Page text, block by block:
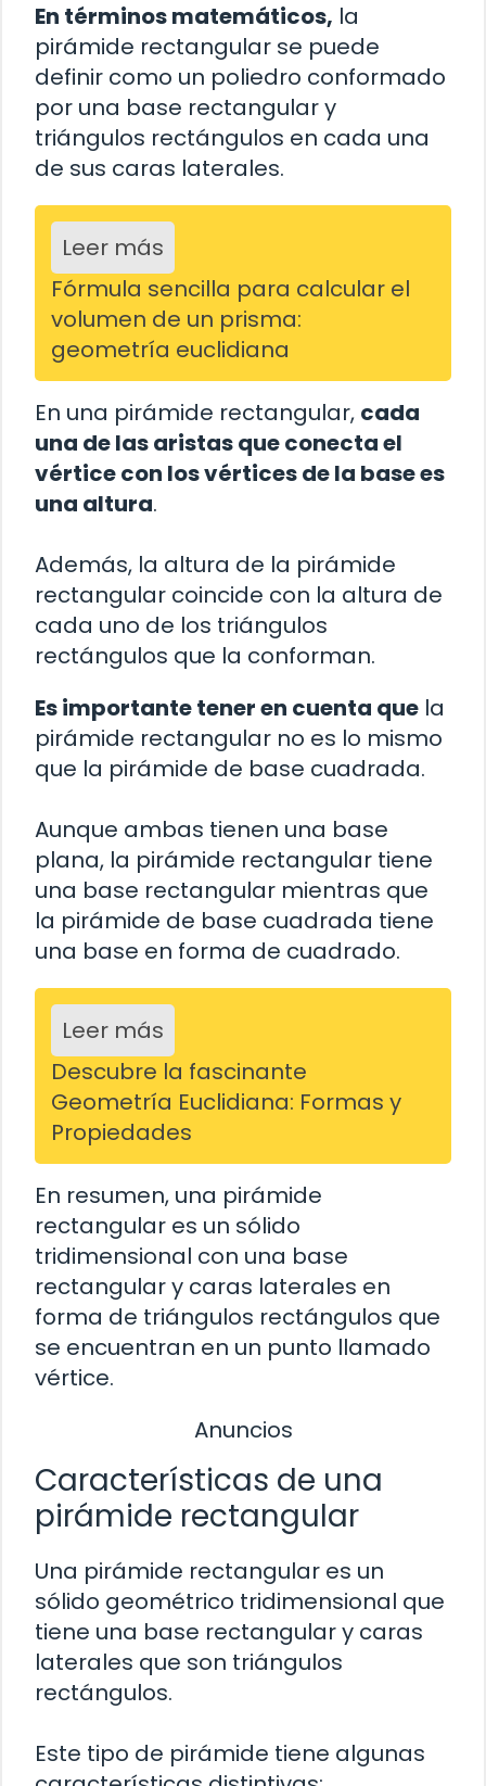
En términos matemáticos, la
pirámide rectangular se puede
definir como un poliedro conformado
por una base rectangular y
triángulos rectángulos en cada una
de sus caras laterales.
Leer más
Fórmula sencilla para calcular el
volumen de un prisma:
geometría euclidiana
En una pirámide rectangular, cada
una de las aristas que conecta el
vértice con los vértices de la base es
una altura.
Además, la altura de la pirámide
rectangular coincide con la altura de
cada uno de los triángulos
rectángulos que la conforman.
Es importante tener en cuenta que la
pirámide rectangular no es lo mismo
que la pirámide de base cuadrada.
Aunque ambas tienen una base
plana, la pirámide rectangular tiene
una base rectangular mientras que
la pirámide de base cuadrada tiene
una base en forma de cuadrado.
Leer más
Descubre la fascinante
Geometría Euclidiana: Formas y
Propiedades
En resumen, una pirámide
rectangular es un sólido
tridimensional con una base
rectangular y caras laterales en
forma de triángulos rectángulos que
se encuentran en un punto llamado
vértice.
Anuncios
Características de una
pirámide rectangular
Una pirámide rectangular es un
sólido geométrico tridimensional que
tiene una base rectangular y caras
laterales que son triángulos
rectángulos.
Este tipo de pirámide tiene algunas